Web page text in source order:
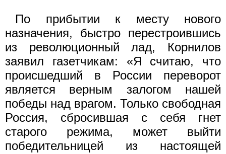
По прибытии к месту нового
назначения, быстро перестроив­шись
из революционный лад, Корнилов
заявил газетчикам: «Я счи­таю, что
происшедший в России переворот
является верным зало­гом нашей
победы над врагом. Только свободная
Россия, сбро­сившая с себя гнет
старого режима, может выйти
победитель­ницей из настоящей